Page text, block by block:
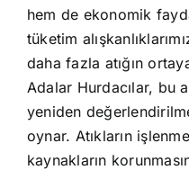
hem de ekonomik
tüketim
daha fazla atığın
Adalar Hurdacılar, bu
yeniden
oynar. Atıkların
kaynakların